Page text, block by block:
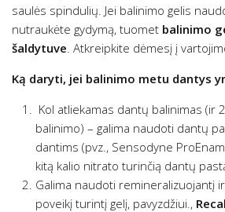
saulės spindulių. Jei balinimo gelis
nutraukėte gydymą, tuomet balinimo
šaldytuve . Atkreipkite dėmesį į
Ką daryti, jei balinimo metu dantys
Kol atliekamas dantų balinimas (ir
balinimo) – galima naudoti dantų
dantims (pvz., Sensodyne
kitą kalio nitrato turinčią dantų
Galima naudoti remineralizuojantį
poveikį turintį gelį, pavyzdžiui.,